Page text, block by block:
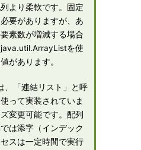
より柔軟です。固定
要がありますが、あ
素数が増減する場合
を使
があります。
「連結リスト」と呼
って実装されていま
変更可能です。配列
は添字（インデック
スは一定時間で実行